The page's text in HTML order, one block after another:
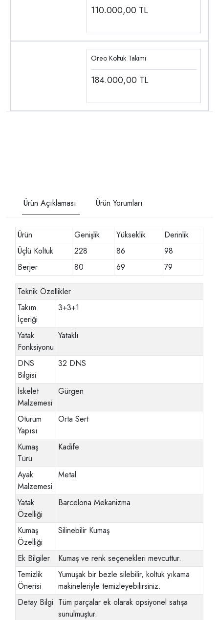
110.000,00 TL
Oreo Koltuk Takımı
184.000,00 TL
Ürün Açıklaması Ürün Yorumları
Ürün Genişlik Yükseklik
Derinlik
Üçlü Koltuk
228 86
98
Berjer
80 69 79
Teknik Özellikler
Takım
İçeriği
3+3+1
Yatak
Fonksiyonu
Yataklı
DNS
Bilgisi
32 DNS
İskelet
Malzemesi
Gürgen
Oturum
Yapısı
Orta Sert
Kumaş
Türü
Kadife
Ayak
Malzemesi
Metal
Yatak
Özelliği
Barcelona Mekanizma
Kumaş
Özelliği
Silinebilir Kumaş
Ek Bilgiler
Kumaş ve renk seçenekleri mevcuttur.
Temizlik
Önerisi
Yumuşak bir bezle silebilir, koltuk yıkama
makineleriyle temizleyebilirsiniz.
Detay Bilgi Tüm parçalar ek olarak opsiyonel satışa
sunulmuştur.